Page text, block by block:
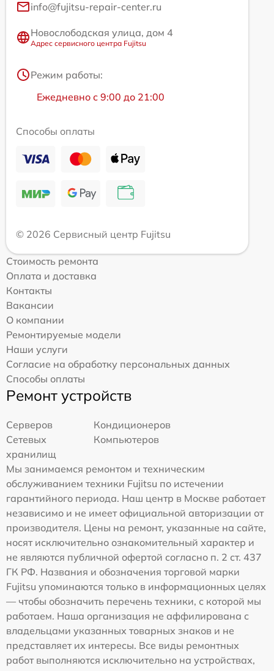
info@fujitsu-repair-center.ru
Новослободская улица, дом 4
Адрес сервисного центра Fujitsu
Режим работы:
Ежедневно с 9:00 до 21:00
Способы оплаты
© 2026 Сервисный центр Fujitsu
Стоимость ремонта
Оплата и доставка
Контакты
Вакансии
О компании
Ремонтируемые модели
Наши услуги
Согласие на обработку персональных данных
Способы оплаты
Ремонт устройств
Серверов
Кондиционеров
Сетевых
хранилищ
Компьютеров
Мы занимаемся ремонтом и техническим
обслуживанием техники Fujitsu по истечении
гарантийного периода. Наш центр в Москве работает
независимо и не имеет официальной авторизации от
производителя. Цены на ремонт, указанные на сайте,
носят исключительно ознакомительный характер и
не являются публичной офертой согласно п. 2 ст. 437
ГК РФ. Названия и обозначения торговой марки
Fujitsu упоминаются только в информационных целях
— чтобы обозначить перечень техники, с которой мы
работаем. Наша организация не аффилирована с
владельцами указанных товарных знаков и не
представляет их интересы. Все виды ремонтных
работ выполняются исключительно на устройствах,